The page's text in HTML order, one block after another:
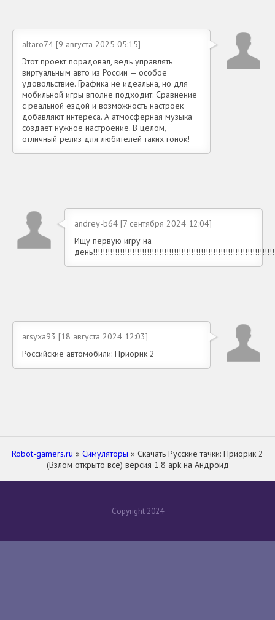
altaro74 [9 августа 2025 05:15]
Этот проект порадовал, ведь управлять
виртуальным авто из России — особое
удовольствие. Графика не идеальна, но для
мобильной игры вполне подходит. Сравнение
с реальной ездой и возможность настроек
добавляют интереса. А атмосферная музыка
создает нужное настроение. В целом,
отличный релиз для любителей таких гонок!
andrey-b64 [7 сентября 2024 12:04]
Ищу первую игру на
arsyxa93 [18 августа 2024 12:03]
Российские автомобили: Приорик 2
Robot-gamers.ru » Симуляторы » Скачать Русские тачки: Приорик 2
(Взлом открыто все) версия 1.8 apk на Андроид
Copyright 2024